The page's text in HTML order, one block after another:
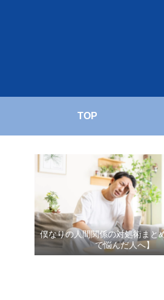
TOP
僕なりの人間関係の対処術まと
で悩んだ人へ】